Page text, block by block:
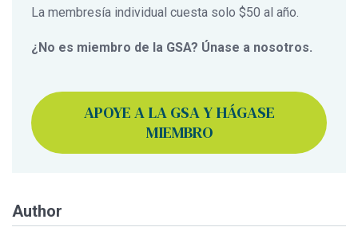
La membresía individual cuesta solo $50 al año.
¿No es miembro de la GSA? Únase a nosotros.
APOYE A LA GSA Y HÁGASE
MIEMBRO
Author